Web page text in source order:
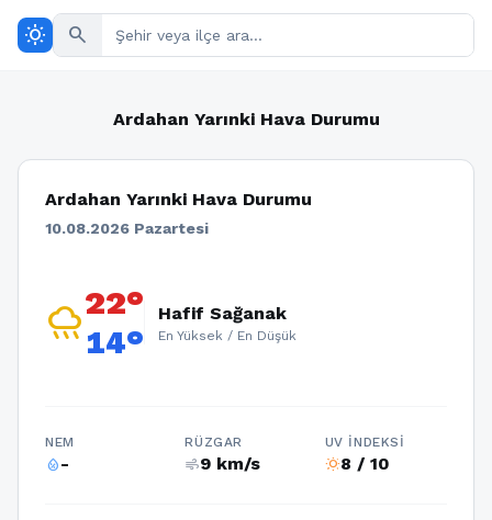
wb_sunny search
Ardahan Yarınki Hava Durumu
Ardahan Yarınki Hava Durumu
10.08.2026 Pazartesi
rainy22°
14°
Hafif Sağanak
En Yüksek / En Düşük
NEM
humidity_percentage-
RÜZGAR
air9 km/s
UV İNDEKSI
wb_sunny8 / 10